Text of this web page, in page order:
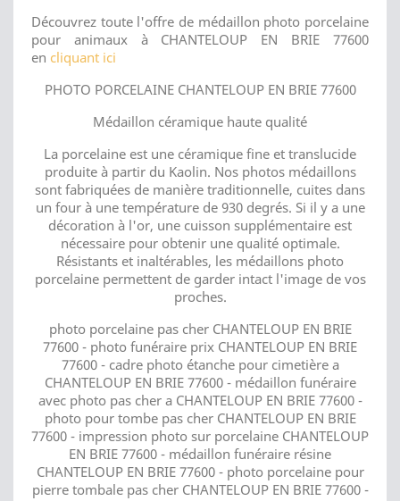
Découvrez toute l'offre de médaillon photo porcelaine
pour animaux à CHANTELOUP EN BRIE 77600
en cliquant ici
PHOTO PORCELAINE CHANTELOUP EN BRIE 77600
Médaillon céramique haute qualité
La porcelaine est une céramique fine et translucide
produite à partir du Kaolin. Nos photos médaillons
sont fabriquées de manière traditionnelle, cuites dans
un four à une température de 930 degrés. Si il y a une
décoration à l'or, une cuisson supplémentaire est
nécessaire pour obtenir une qualité optimale.
Résistants et inaltérables, les médaillons photo
porcelaine permettent de garder intact l'image de vos
proches.
photo porcelaine pas cher CHANTELOUP EN BRIE
77600 - photo funéraire prix CHANTELOUP EN BRIE
77600 - cadre photo étanche pour cimetière a
CHANTELOUP EN BRIE 77600 - médaillon funéraire
avec photo pas cher a CHANTELOUP EN BRIE 77600 -
photo pour tombe pas cher CHANTELOUP EN BRIE
77600 - impression photo sur porcelaine CHANTELOUP
EN BRIE 77600 - médaillon funéraire résine
CHANTELOUP EN BRIE 77600 - photo porcelaine pour
pierre tombale pas cher CHANTELOUP EN BRIE 77600 -